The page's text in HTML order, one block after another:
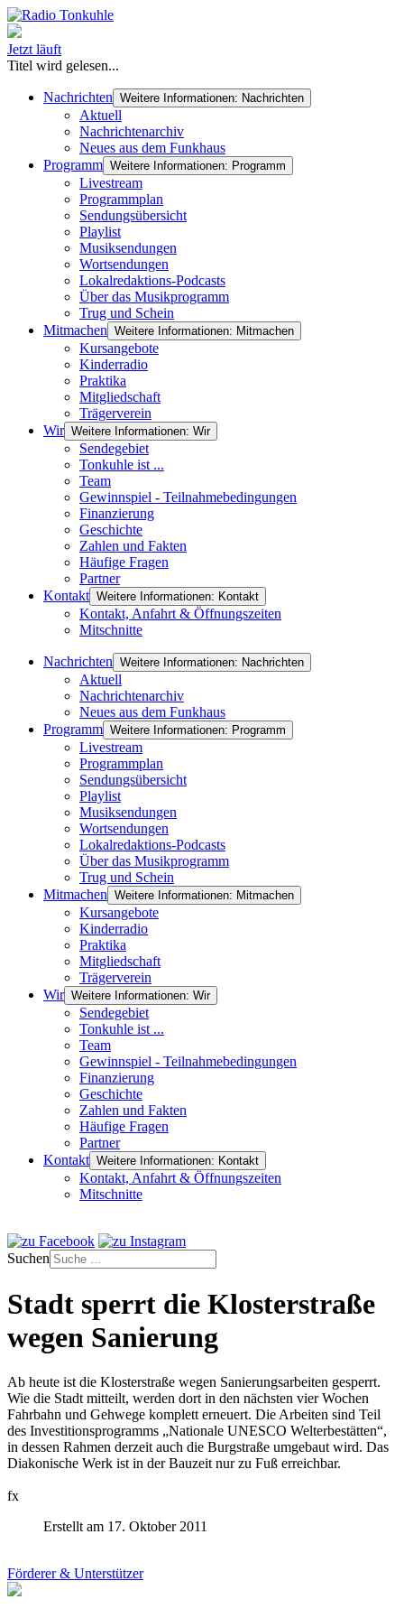
Jetzt läuft
Titel wird gelesen...
Nachrichten Weitere Informationen: Nachrichten
Aktuell
Nachrichtenarchiv
Neues aus dem Funkhaus
Programm Weitere Informationen: Programm
Livestream
Programmplan
Sendungsübersicht
Playlist
Musiksendungen
Wortsendungen
Lokalredaktions-Podcasts
Über das Musikprogramm
Trug und Schein
Mitmachen Weitere Informationen: Mitmachen
Kursangebote
Kinderradio
Praktika
Mitgliedschaft
Trägerverein
Wir Weitere Informationen: Wir
Sendegebiet
Tonkuhle ist ...
Team
Gewinnspiel - Teilnahmebedingungen
Finanzierung
Geschichte
Zahlen und Fakten
Häufige Fragen
Partner
Kontakt Weitere Informationen: Kontakt
Kontakt, Anfahrt & Öffnungszeiten
Mitschnitte
Nachrichten Weitere Informationen: Nachrichten
Aktuell
Nachrichtenarchiv
Neues aus dem Funkhaus
Programm Weitere Informationen: Programm
Livestream
Programmplan
Sendungsübersicht
Playlist
Musiksendungen
Wortsendungen
Lokalredaktions-Podcasts
Über das Musikprogramm
Trug und Schein
Mitmachen Weitere Informationen: Mitmachen
Kursangebote
Kinderradio
Praktika
Mitgliedschaft
Trägerverein
Wir Weitere Informationen: Wir
Sendegebiet
Tonkuhle ist ...
Team
Gewinnspiel - Teilnahmebedingungen
Finanzierung
Geschichte
Zahlen und Fakten
Häufige Fragen
Partner
Kontakt Weitere Informationen: Kontakt
Kontakt, Anfahrt & Öffnungszeiten
Mitschnitte
Suchen
Stadt sperrt die Klosterstraße
wegen Sanierung
Ab heute ist die Klosterstraße wegen Sanierungsarbeiten gesperrt.
Wie die Stadt mitteilt, werden dort in den nächsten vier Wochen
Fahrbahn und Gehwege komplett erneuert. Die Arbeiten sind Teil
des Investitionsprogramms „Nationale UNESCO Welterbestätten“,
in dessen Rahmen derzeit auch die Burgstraße umgebaut wird. Das
Diakonische Werk ist in der Bauzeit nur zu Fuß erreichbar.
fx
Erstellt am 17. Oktober 2011
Förderer & Unterstützer